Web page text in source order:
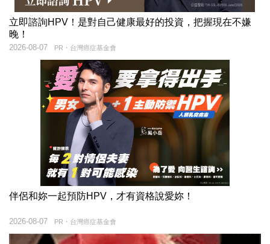
立即諮詢HPV！是對自己健康最好的投資，把握現在不嫌
晚！
PR・台灣癌症基金會
2026-08-07
伴侶和妳一起預防HPV，才有資格說愛妳！
PR・台灣癌症基金會
2026-08-07